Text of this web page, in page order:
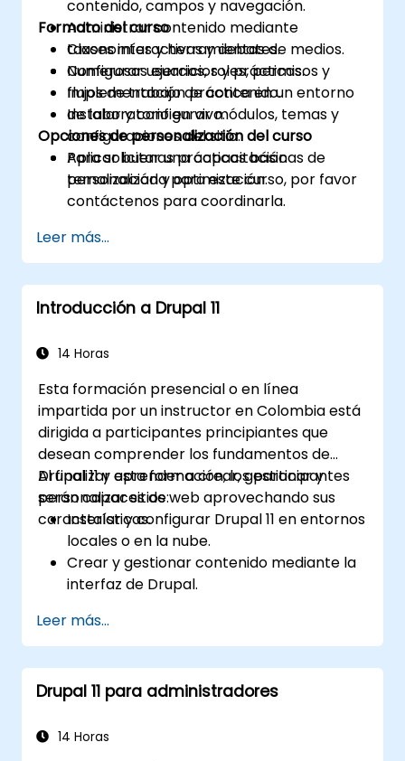
contenido, campos y navegación.
Administrar contenido mediante
taxonomías y herramientas de medios.
Configurar usuarios, roles, permisos y
flujos de trabajo de contenido.
Instalar y configurar módulos, temas y
configuraciones del sitio.
Aplicar buenas prácticas básicas de
temalización y optimización.
Formato del curso
Clases interactivas y debates.
Numerosos ejercicios y prácticas.
Implementación práctica en un entorno
de laboratorio en vivo.
Opciones de personalización del curso
Para solicitar una capacitación
personalizada para este curso, por favor
contáctenos para coordinarla.
Leer más...
Introducción a Drupal 11
14 Horas
Esta formación presencial o en línea
impartida por un instructor en Colombia está
dirigida a participantes principiantes que
desean comprender los fundamentos de
Drupal 11 y aprender a crear, gestionar y
personalizar sitios web aprovechando sus
características.
Al finalizar esta formación, los participantes
serán capaces de:
Instalar y configurar Drupal 11 en entornos
locales o en la nube.
Crear y gestionar contenido mediante la
interfaz de Drupal.
web con temas.
Ampliar la funcionalidad del sitio con
módulos y complementos.
Comprender los roles de usuario, los
seguridad del sitio.
Leer más...
Drupal 11 para administradores
14 Horas